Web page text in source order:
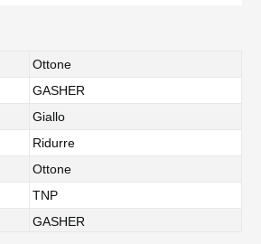
Ottone
GASHER
Giallo
Ridurre
Ottone
TNP
GASHER